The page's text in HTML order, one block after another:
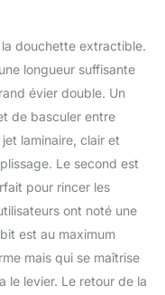
douchette extractible.
longueur suffisante
évier double. Un
de basculer entre
laminaire, clair et
Le second est
pour rincer les
ont noté une
est au maximum
mais qui se maîtrise
le levier. Le retour de la